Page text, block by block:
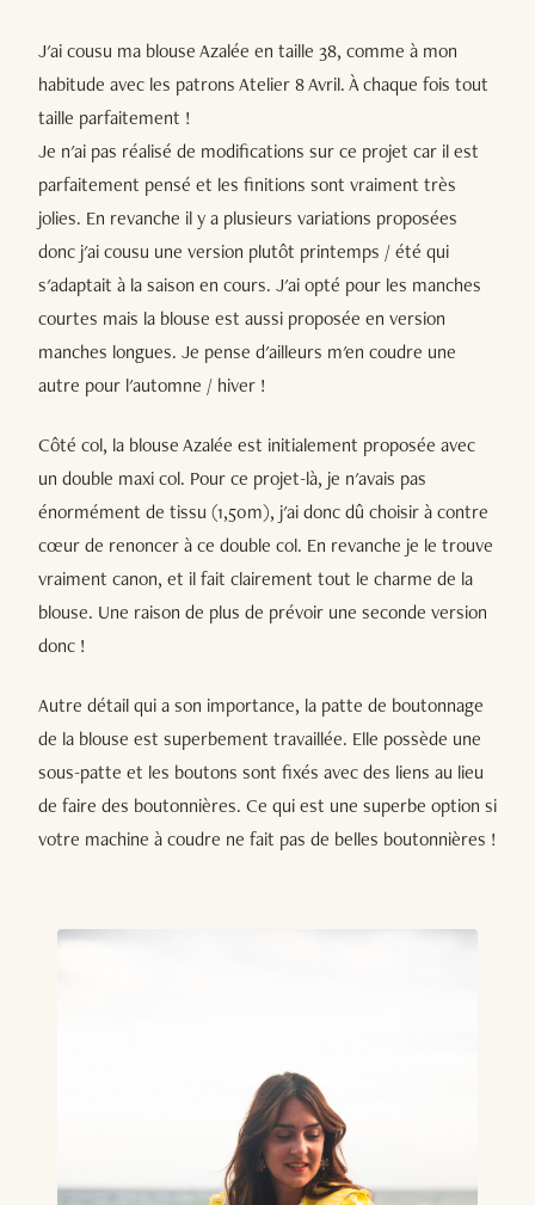
J'ai cousu ma blouse Azalée en taille 38, comme à mon
habitude avec les patrons Atelier 8 Avril. À chaque fois tout
taille parfaitement !
Je n'ai pas réalisé de modifications sur ce projet car il est
parfaitement pensé et les finitions sont vraiment très
jolies. En revanche il y a plusieurs variations proposées
donc j'ai cousu une version plutôt printemps / été qui
s'adaptait à la saison en cours. J'ai opté pour les manches
courtes mais la blouse est aussi proposée en version
manches longues. Je pense d'ailleurs m'en coudre une
autre pour l'automne / hiver !
Côté col, la blouse Azalée est initialement proposée avec
un double maxi col. Pour ce projet-là, je n'avais pas
énormément de tissu (1,50m), j'ai donc dû choisir à contre
cœur de renoncer à ce double col. En revanche je le trouve
vraiment canon, et il fait clairement tout le charme de la
blouse. Une raison de plus de prévoir une seconde version
donc !
Autre détail qui a son importance, la patte de boutonnage
de la blouse est superbement travaillée. Elle possède une
sous-patte et les boutons sont fixés avec des liens au lieu
de faire des boutonnières. Ce qui est une superbe option si
votre machine à coudre ne fait pas de belles boutonnières !